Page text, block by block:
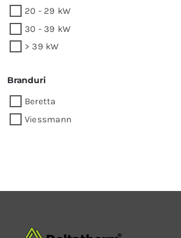
20 - 29 kW
30 - 39 kW
> 39 kW
Branduri
Beretta
Viessmann